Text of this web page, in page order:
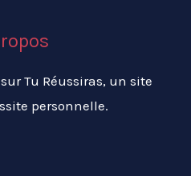
Tu Réussiras, un site
personnelle.